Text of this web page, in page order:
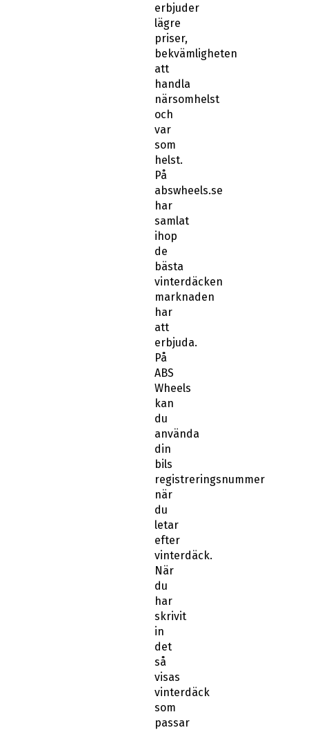
erbjuder
lägre
priser,
bekvämligheten
att
handla
närsomhelst
och
var
som
helst.
På
abswheels.se
har
samlat
ihop
de
bästa
vinterdäcken
marknaden
har
att
erbjuda.
På
ABS
Wheels
kan
du
använda
din
bils
registreringsnummer
när
du
letar
efter
vinterdäck.
När
du
har
skrivit
in
det
så
visas
vinterdäck
som
passar